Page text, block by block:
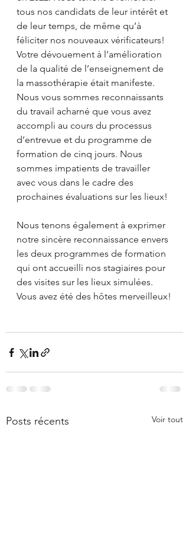
tous nos candidats de leur intérêt et
de leur temps, de même qu’à
féliciter nos nouveaux vérificateurs!
Votre dévouement à l’amélioration
de la qualité de l’enseignement de
la massothérapie était manifeste.
Nous vous sommes reconnaissants
du travail acharné que vous avez
accompli au cours du processus
d’entrevue et du programme de
formation de cinq jours. Nous
sommes impatients de travailler
avec vous dans le cadre des
prochaines évaluations sur les lieux!
Nous tenons également à exprimer
notre sincère reconnaissance envers
les deux programmes de formation
qui ont accueilli nos stagiaires pour
des visites sur les lieux simulées.
Vous avez été des hôtes merveilleux!
Posts récents Voir tout